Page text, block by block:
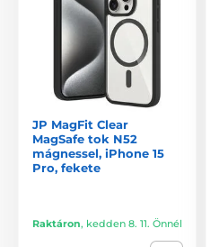
JP MagFit Clear
MagSafe tok N52
mágnessel, iPhone 15
Pro, fekete
Raktáron, kedden 8. 11. Önnél